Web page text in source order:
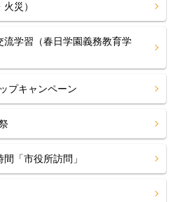
災）
学習（春日学園義務教育学
プキャンペーン
「市役所訪問」